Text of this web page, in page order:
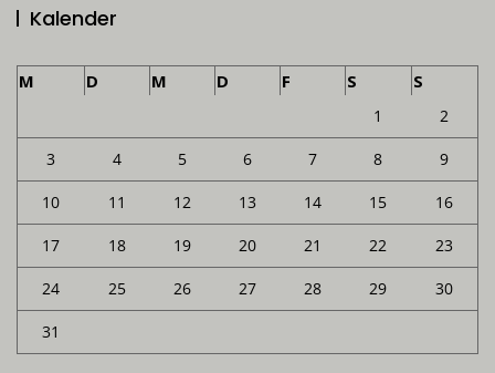
Kalender
M D M D F S S
1 2
3 4 5 6 7 8 9
10 11 12 13 14 15 16
17 18 19 20 21 22 23
24 25 26 27 28 29 30
31